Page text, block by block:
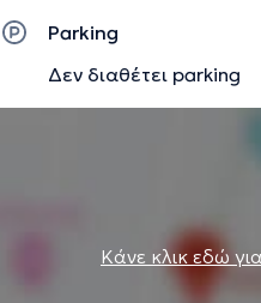
Parking
Δεν διαθέτει parking
Κάνε κλικ εδώ